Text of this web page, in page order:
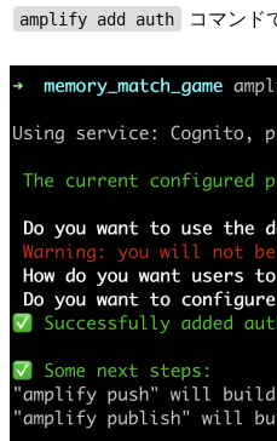
amplify add auth コマンド